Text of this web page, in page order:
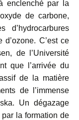
enclenché par la
de carbone,
d’hydrocarbures
C’est ce
de l’Université
que l’arrivée du
de la matière
de l’immense
Un dégazage
par la formation de